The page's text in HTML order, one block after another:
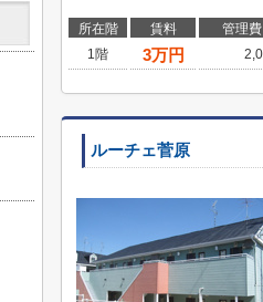
所在階 賃料
管理
1階
3万円
ルーチェ菅原